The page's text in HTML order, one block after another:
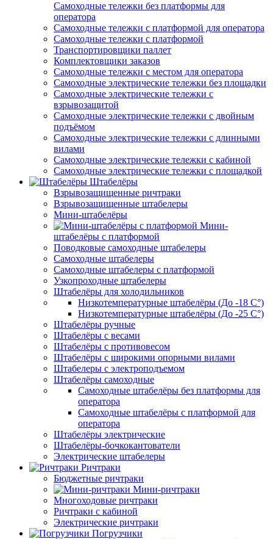
Самоходные тележки без платформы для
оператора
Самоходные тележки с платформой для оператора
Самоходные тележки с платформой
Транспортировщики паллет
Комплектовщики заказов
Самоходные тележки с местом для оператора
Самоходные электрические тележки без площадки
Самоходные электрические тележки с
взрывозащитой
Самоходные электрические тележки с двойным
подъёмом
Самоходные электрические тележки с длинными
вилами
Самоходные электрические тележки с кабиной
Самоходные электрические тележки с площадкой
Штабелёры
Взрывозащищенные ричтраки
Взрывозащищенные штабелеры
Мини-штабелёры
Мини-
штабелёры с платформой
Поводковые самоходные штабелеры
Самоходные штабелеры
Самоходные штабелеры с платформой
Узкопроходные штабелеры
Штабелёры для холодильников
Низкотемпературные штабелёры (До -18 C°)
Низкотемпературные штабелёры (До -25 C°)
Штабелёры ручные
Штабелёры с весами
Штабелёры с противовесом
Штабелёры с широкими опорными вилами
Штабелеры с электроподъемом
Штабелёры самоходные
Самоходные штабелёры без платформы для
оператора
Самоходные штабелёры с платформой для
оператора
Штабелёры электрические
Штабелёры-бочкокантователи
Электрические штабелеры
Ричтраки
Бюджетные ричтраки
Мини-ричтраки
Многоходовые ричтраки
Ричтраки с кабиной
Электрические ричтраки
Погрузчики